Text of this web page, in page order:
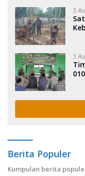
5
5
Berita Populer
Kumpulan berita